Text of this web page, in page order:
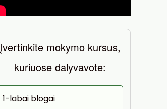
Įvertinkite mokymo kursus,
kuriuose dalyvavote:
1-labai blogai